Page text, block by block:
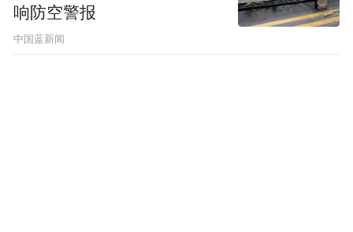
响防空警报
中国蓝新闻